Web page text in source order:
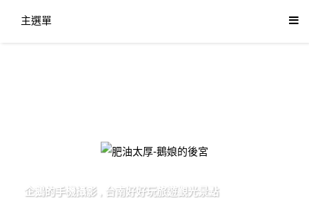
主選單
肥油太厚-鵝娘的後宮
企鵝的手機攝影 台南好好玩旅遊觀光景點